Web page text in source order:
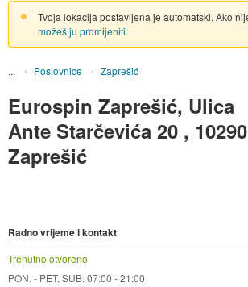
Tvoja lokacija postavljena je automatski. Ako
možeš ju promijeniti.
Poslovnice Zaprešić
Eurospin Zaprešić, Ulica
Ante Starčevića 20 , 10290
Zaprešić
Radno vrijeme i kontakt
Trenutno otvoreno
PON. - PET, SUB: 07:00 - 21:00